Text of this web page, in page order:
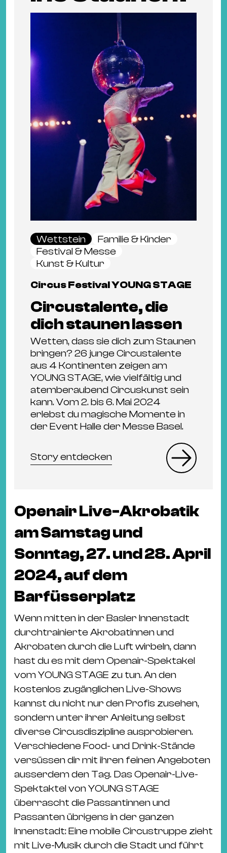
Wettstein
Familie & Kinder
Festival & Messe
Kunst & Kultur
Circus Festival YOUNG STAGE
Circustalente, die
dich staunen lassen
Wetten, dass sie dich zum Staunen
bringen? 26 junge Circustalente
aus 4 Kontinenten zeigen am
YOUNG STAGE, wie vielfältig und
atemberaubend Circuskunst sein
kann. Vom 2. bis 6. Mai 2024
erlebst du magische Momente in
der Event Halle der Messe Basel.
Story entdecken
Openair Live-Akrobatik
am Samstag und
Sonntag, 27. und 28. April
2024, auf dem
Barfüsserplatz
Wenn mitten in der Basler Innenstadt
durchtrainierte Akrobatinnen und
Akrobaten durch die Luft wirbeln, dann
hast du es mit dem Openair-Spektakel
vom YOUNG STAGE zu tun. An den
kostenlos zugänglichen Live-Shows
kannst du nicht nur den Profis zusehen,
sondern unter ihrer Anleitung selbst
diverse Circusdiszipline ausprobieren.
Verschiedene Food- und Drink-Stände
versüssen dir mit ihren feinen Angeboten
ausserdem den Tag. Das Openair-Live-
Spektaktel von YOUNG STAGE
überrascht die Passantinnen und
Passanten übrigens in der ganzen
Innenstadt: Eine mobile Circustruppe zieht
mit Live-Musik durch die Stadt und führt